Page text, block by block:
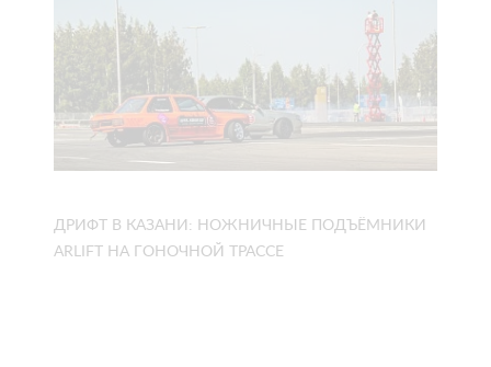
ДРИФТ В КАЗАНИ: НОЖНИЧНЫЕ ПОДЪЁМНИКИ
ARLIFT НА ГОНОЧНОЙ ТРАССЕ